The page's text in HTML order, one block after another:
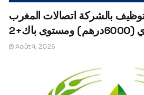
بالشركة اتصالات المغرب
Août 4, 2026